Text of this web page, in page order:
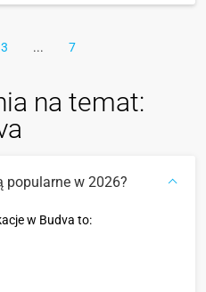
3 7
na temat:
popularne w 2026?
w Budva to: